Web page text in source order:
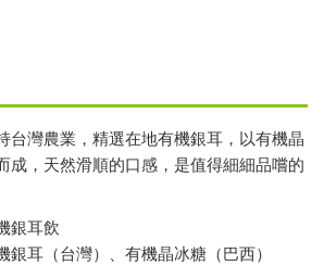
台灣農業，精選在地有機銀耳，以有機晶
成，天然滑順的口感，是值得細細品嚐的
銀耳飲
銀耳（台灣）、有機晶冰糖（巴西）